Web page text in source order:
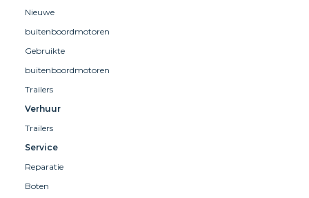
Nieuwe
buitenboordmotoren
Gebruikte
buitenboordmotoren
Trailers
Verhuur
Trailers
Service
Reparatie
Boten